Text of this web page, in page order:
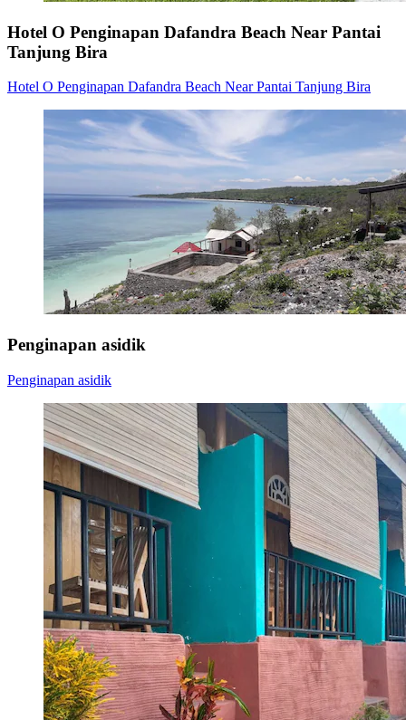
Hotel O Penginapan Dafandra Beach Near Pantai
Tanjung Bira
Hotel O Penginapan Dafandra Beach Near Pantai Tanjung Bira
Penginapan asidik
Penginapan asidik